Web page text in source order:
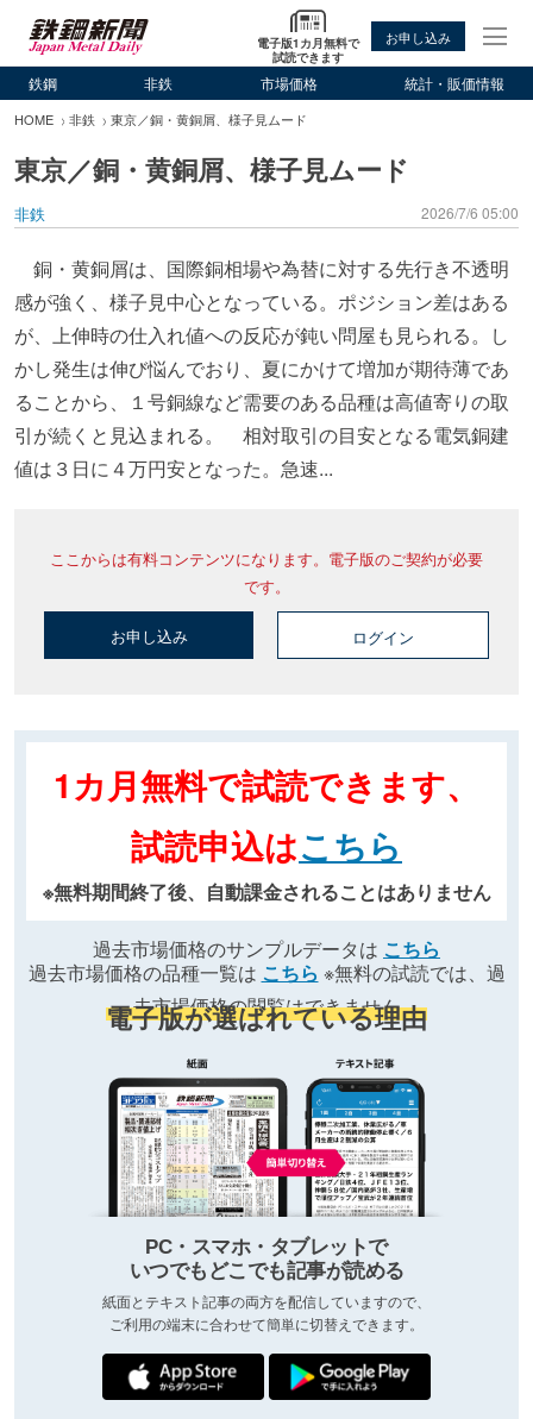
電子版1カ月無料で
試読できます
お申し込み
鉄鋼 非鉄 市場価格 統計・販価情報
HOME 非鉄 東京／銅・黄銅屑、様子見ムード
東京／銅・黄銅屑、様子見ムード
非鉄 2026/7/6 05:00
銅・黄銅屑は、国際銅相場や為替に対する先行き不透明
感が強く、様子見中心となっている。ポジション差はある
が、上伸時の仕入れ値への反応が鈍い問屋も見られる。し
かし発生は伸び悩んでおり、夏にかけて増加が期待薄であ
ることから、１号銅線など需要のある品種は高値寄りの取
引が続くと見込まれる。 相対取引の目安となる電気銅建
値は３日に４万円安となった。急速...
ここからは有料コンテンツになります。電子版のご契約が必要
です。
お申し込み ログイン
1カ月無料で試読できます、
試読申込はこちら
※無料期間終了後、自動課金されることはありません
過去市場価格のサンプルデータは こちら
過去市場価格の品種一覧は こちら ※無料の試読では、過
去市場価格の閲覧はできません
電子版が選ばれている理由
PC・スマホ・タブレットで
いつでもどこでも記事が読める
紙面とテキスト記事の両方を配信していますので、
ご利用の端末に合わせて簡単に切替えできます。